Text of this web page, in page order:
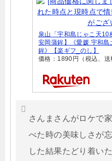
泉山「宇和島じゃこ
安岡蒲鉾】《愛媛 宇和
鉾》【楽ギフ_のし】
価格：1890円（税込、送
さんまさんがロケで
べた時の美味しさが
した結果たどり着い